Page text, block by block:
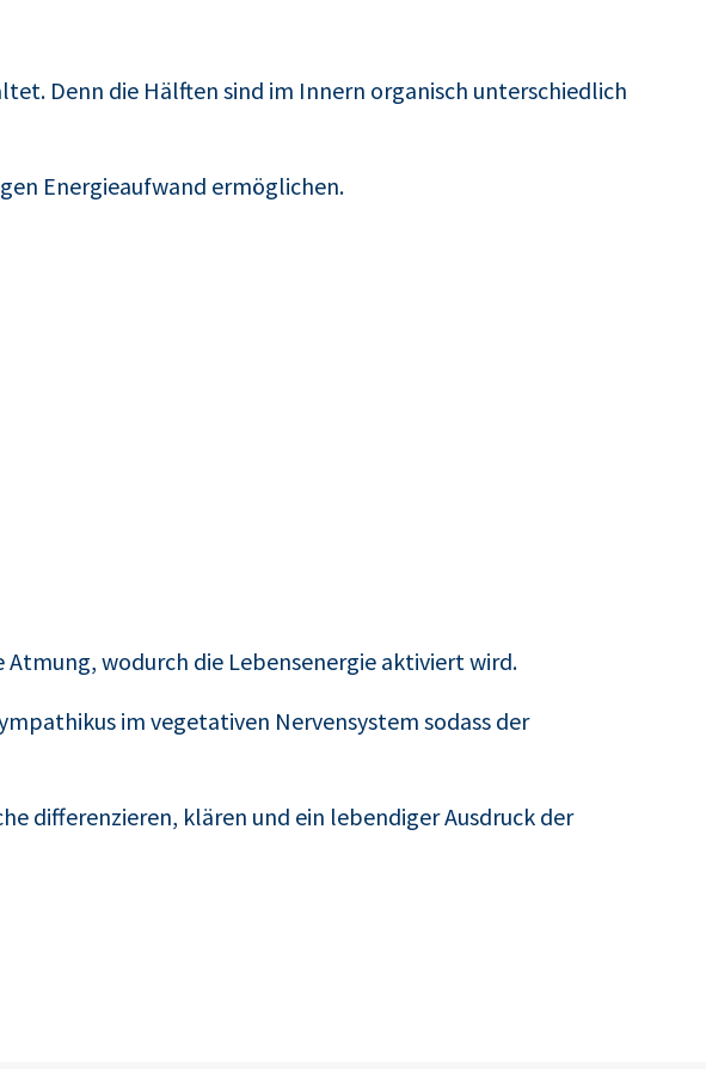
Denn die Hälften sind im Innern organisch unterschiedlich
Energieaufwand ermöglichen.
wodurch die Lebensenergie aktiviert wird.
im vegetativen Nervensystem sodass der
differenzieren, klären und ein lebendiger Ausdruck der